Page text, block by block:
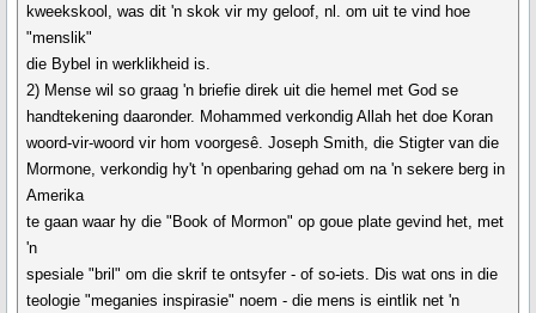
kweekskool, was dit 'n skok vir my geloof, nl. om uit te vind hoe
"menslik"
die Bybel in werklikheid is.
2) Mense wil so graag 'n briefie direk uit die hemel met God se
handtekening daaronder. Mohammed verkondig Allah het doe Koran
woord-vir-woord vir hom voorgesê. Joseph Smith, die Stigter van die
Mormone, verkondig hy't 'n openbaring gehad om na 'n sekere berg in
Amerika
te gaan waar hy die "Book of Mormon" op goue plate gevind het, met
'n
spesiale "bril" om die skrif te ontsyfer - of so-iets. Dis wat ons in die
teologie "meganies inspirasie" noem - die mens is eintlik net 'n